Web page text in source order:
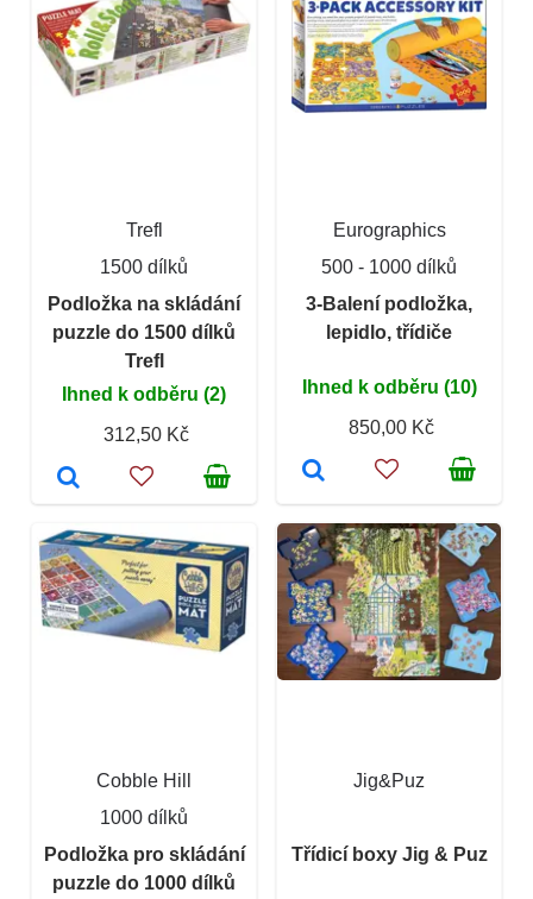
Trefl
1500 dílků
Podložka na skládání
puzzle do 1500 dílků
Trefl
Ihned k odběru (2)
312,50 Kč
Eurographics
500 - 1000 dílků
3-Balení podložka,
lepidlo, třídiče
Ihned k odběru (10)
850,00 Kč
Cobble Hill
1000 dílků
Podložka pro skládání
puzzle do 1000 dílků
Jig&Puz
Třídicí boxy Jig & Puz